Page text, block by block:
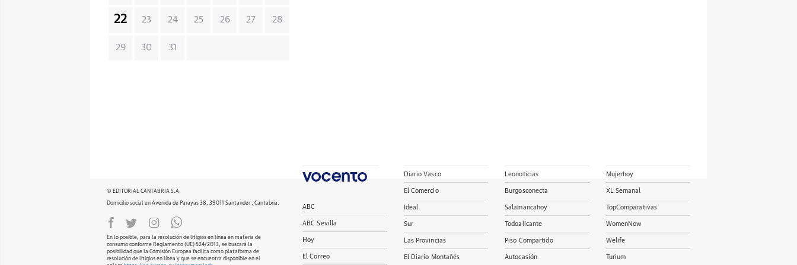
22 23 24 25 26 27 28
29 30 31
© EDITORIAL CANTABRIA S.A.
Domicilio social en Avenida de Parayas 38, 39011 Santander , Cantabria.
En lo posible, para la resolución de litigios en línea en materia de
consumo conforme Reglamento (UE) 524/2013, se buscará la
posibilidad que la Comisión Europea facilita como plataforma de
resolución de litigios en línea y que se encuentra disponible en el
ABC
ABC Sevilla
Hoy
El Correo
Diario Vasco
El Comercio
Ideal
Sur
Las Provincias
El Diario Montañés
Leonoticias
Burgosconecta
Salamancahoy
Todoalicante
Piso Compartido
Autocasión
Mujerhoy
XL Semanal
TopComparativas
WomenNow
Welife
Turium